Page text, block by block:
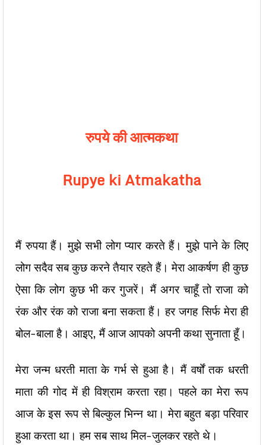
रुपये की आत्मकथा
Rupye ki Atmakatha
मैं रुपया हैं। मुझे सभी लोग प्यार करते हैं। मुझे पाने के लिए
लोग सदैव सब कुछ करने तैयार रहते हैं। मेरा आकर्षण ही कुछ
ऐसा कि लोग कुछ भी कर गुजरें। मैं अगर चाहूँ तो राजा को
रंक और रंक को राजा बना सकता हैं। हर जगह सिर्फ मेरा ही
बोल-बाला है। आइए, मैं आज आपको अपनी कथा सुनाता हूँ।
मेरा जन्म धरती माता के गर्भ से हुआ है। मैं वर्षों तक धरती
माता की गोद में ही विश्राम करता रहा। पहले का मेरा रूप
आज के इस रूप से बिल्कुल भिन्न था। मेरा बहुत बड़ा परिवार
हुआ करता था। हम सब साथ मिल-जुलकर रहते थे।